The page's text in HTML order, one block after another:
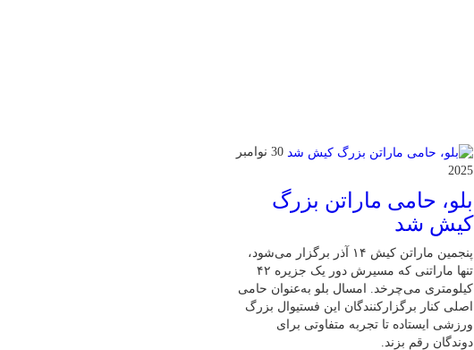
30 نوامبر
2025
بلو، حامی ماراتن بزرگ
کیش شد
پنجمین ماراتن کیش ۱۴ آذر برگزار می‌شود،
تنها ماراتنی که مسیرش دور یک جزیره ۴۲
کیلومتری می‌چرخد. امسال بلو به‌عنوان حامی
اصلی کنار برگزارکنندگان این فستیوال بزرگ
ورزشی ایستاده تا تجربه متفاوتی برای
دوندگان رقم بزند.